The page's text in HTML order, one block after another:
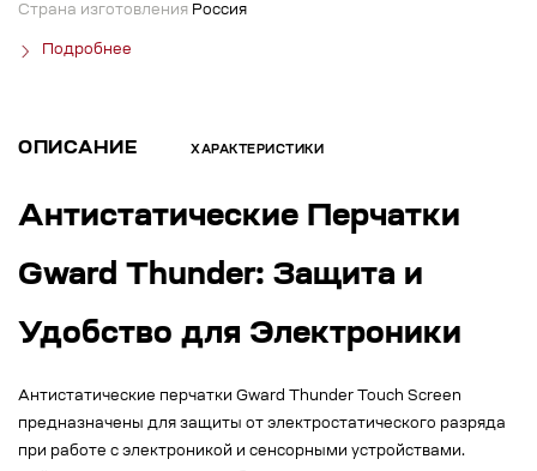
Страна изготовления Россия
Подробнее
ОПИСАНИЕ ХАРАКТЕРИСТИКИ
Антистатические Перчатки
Gward Thunder: Защита и
Удобство для Электроники
Антистатические перчатки Gward Thunder Touch Screen
предназначены для защиты от электростатического разряда
при работе с электроникой и сенсорными устройствами.